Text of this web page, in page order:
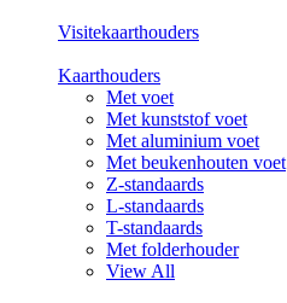
Visitekaarthouders
Kaarthouders
Met voet
Met kunststof voet
Met aluminium voet
Met beukenhouten voet
Z-standaards
L-standaards
T-standaards
Met folderhouder
View All